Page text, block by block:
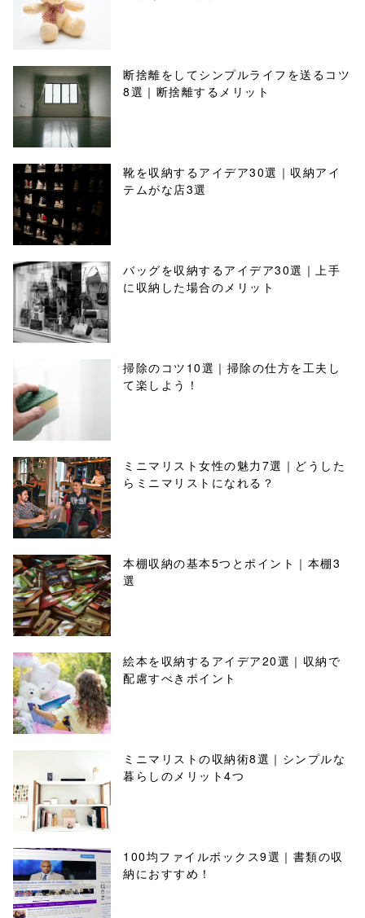
断捨離をしてシンプルライフを送るコツ
8選｜断捨離するメリット
靴を収納するアイデア30選｜収納アイ
テムがな店3選
バッグを収納するアイデア30選｜上手
に収納した場合のメリット
掃除のコツ10選｜掃除の仕方を工夫し
て楽しよう！
ミニマリスト女性の魅力7選｜どうした
らミニマリストになれる？
本棚収納の基本5つとポイント｜本棚3
選
絵本を収納するアイデア20選｜収納で
配慮すべきポイント
ミニマリストの収納術8選｜シンプルな
暮らしのメリット4つ
100均ファイルボックス9選｜書類の収
納におすすめ！